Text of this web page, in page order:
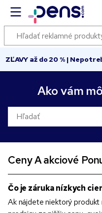
ZĽAVY až do 20 % |
Ako vám
Ceny A akciové
Čo je záruka nízkych
Ak nájdete niektorý produkt